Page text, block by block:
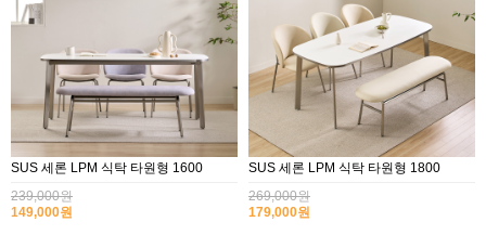
SUS 세론 LPM 식탁 타원형 1600
239,000원
149,000원
SUS 세론 LPM 식탁 타원형 1800
269,000원
179,000원